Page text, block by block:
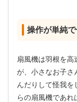
操作が単純
扇風機は羽根を高
が、小さなお子さ
んだりして怪我を
らの扇風機であれ